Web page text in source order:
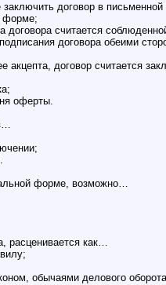
договор в
форме;
договора считается
договора обеими
акцепта, договор считается
оферты.
форме, возможно…
расценивается как…
обычаями делового